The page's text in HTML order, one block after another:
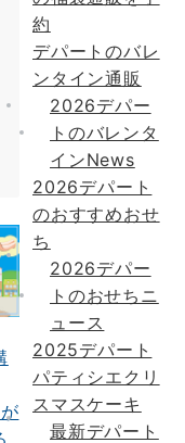
約
デパートのバレ
ンタイン通販
2026デパー
トのバレンタ
インNews
2026デパート
のおすすめおせ
ち
2026デパー
トのおせちニ
ュース
2025デパート
パティシエクリ
スマスケーキ
最新デパート